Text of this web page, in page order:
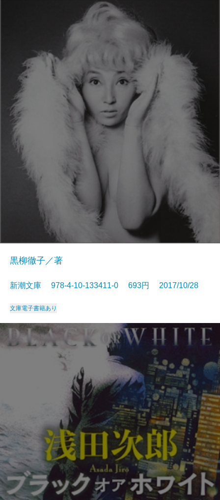
黒柳徹子／著
新潮文庫 978-4-10-133411-0 693円 2017/10/28
文庫電子書籍あり